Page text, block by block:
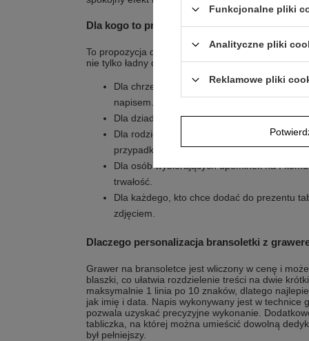
Dla kogo to prezent z emocją?
To propozycja dla osób, które chcą podarować
nie tylko ładny dodatek.
Dla chrzestnych, którzy szukają prezentu na
napisem.
Dla dziadków i bliskich, którzy chcą
Dla rodziców, którzy wolą klasyczną biżuterię
przypadkowych drobiazgów.
Dla osób wybierających upominek na I
trwałość.
Dla każdego, kto chce dodać do prezentu
zdjęciem.
Dlaczego personalizacja bransoletki z
Grawer na bransoletce jest wliczony w cenę i
blaszki, co ułatwia rozdzielenie treści na dwie
maksymalnie 1 linia po 10 znaków, dlatego
jak imię i data. Napis wykonywany jest w technice
pozwala uzyskać precyzyjne wykonanie.
tabliczka, na której można umieścić dowolną
był pełniejszy.
Funkcjonalne pliki
Analityczne pliki
Reklamowe pliki